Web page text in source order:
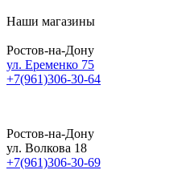
Наши магазины
Ростов-на-Дону
ул. Еременко 75
+7(961)306-30-64
Ростов-на-Дону
ул. Волкова 18
+7(961)306-30-69